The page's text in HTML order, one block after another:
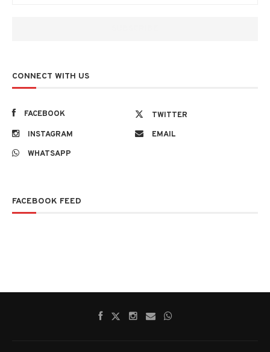
CONNECT WITH US
FACEBOOK
TWITTER
INSTAGRAM
EMAIL
WHATSAPP
FACEBOOK FEED